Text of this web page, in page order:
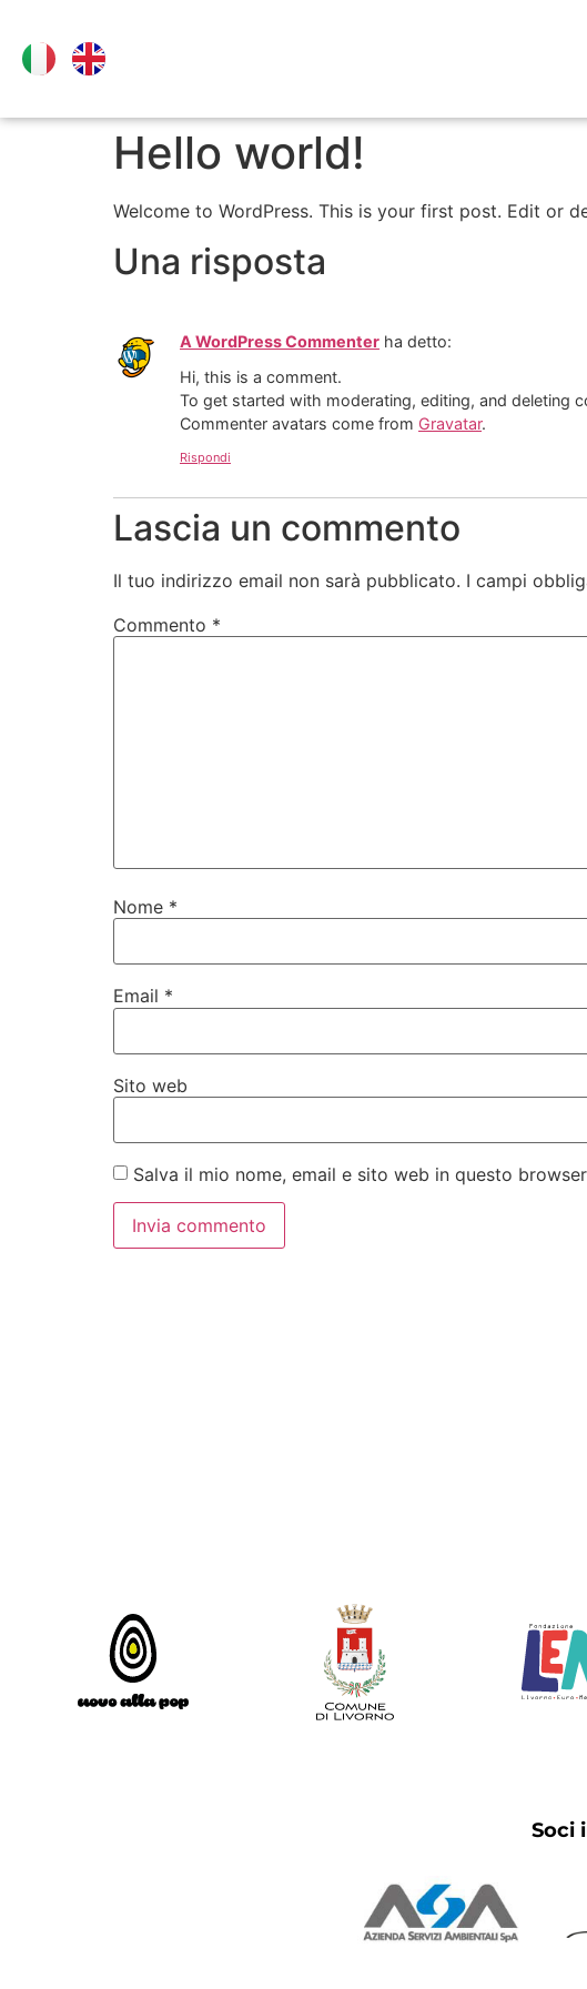
Hello world!
Welcome to WordPress. This is your first post. Edit or
Una risposta
A WordPress Commenter ha detto:
Hi, this is a comment.
To get started with moderating, editing, and deleting
Commenter avatars come from Gravatar.
Rispondi
Lascia un commento
Il tuo indirizzo email non sarà pubblicato. I campi
Commento *
Nome *
Email *
Sito web
Salva il mio nome, email e sito web in questo
Soci